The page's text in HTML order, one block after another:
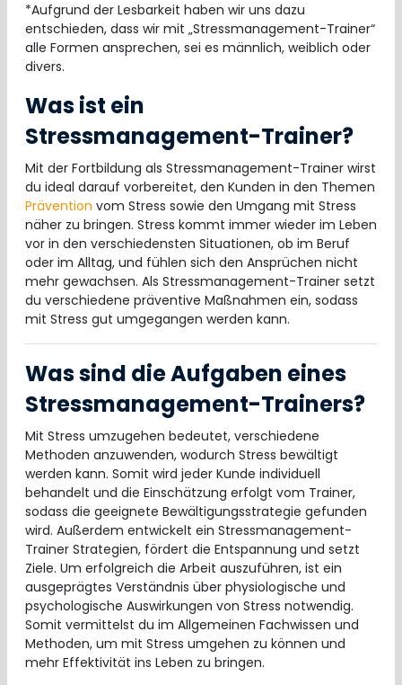
*Aufgrund der Lesbarkeit haben wir uns dazu
entschieden, dass wir mit „Stressmanagement-Trainer“
alle Formen ansprechen, sei es männlich, weiblich oder
divers.
Was ist ein
Stressmanagement-Trainer?
Mit der Fortbildung als Stressmanagement-Trainer wirst
du ideal darauf vorbereitet, den Kunden in den Themen
Prävention vom Stress sowie den Umgang mit Stress
näher zu bringen. Stress kommt immer wieder im Leben
vor in den verschiedensten Situationen, ob im Beruf
oder im Alltag, und fühlen sich den Ansprüchen nicht
mehr gewachsen. Als Stressmanagement-Trainer setzt
du verschiedene präventive Maßnahmen ein, sodass
mit Stress gut umgegangen werden kann.
Was sind die Aufgaben eines
Stressmanagement-Trainers?
Mit Stress umzugehen bedeutet, verschiedene
Methoden anzuwenden, wodurch Stress bewältigt
werden kann. Somit wird jeder Kunde individuell
behandelt und die Einschätzung erfolgt vom Trainer,
sodass die geeignete Bewältigungsstrategie gefunden
wird. Außerdem entwickelt ein Stressmanagement-
Trainer Strategien, fördert die Entspannung und setzt
Ziele. Um erfolgreich die Arbeit auszuführen, ist ein
ausgeprägtes Verständnis über physiologische und
psychologische Auswirkungen von Stress notwendig.
Somit vermittelst du im Allgemeinen Fachwissen und
Methoden, um mit Stress umgehen zu können und
mehr Effektivität ins Leben zu bringen.